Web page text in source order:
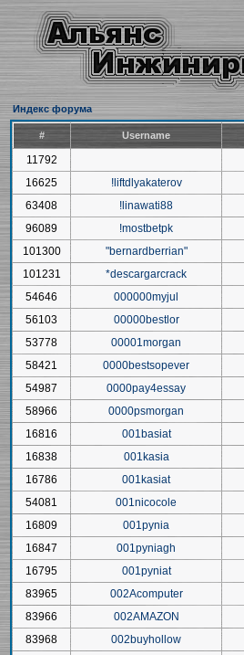
Индекс форума
# Username
11792
16625
!liftdlyakaterov
63408
!linawati88
96089
!mostbetpk
101300
"bernardberrian"
101231
*descargarcrack
54646
000000myjul
56103
00000bestlor
53778
00001morgan
58421
0000bestsopever
54987
0000pay4essay
58966
0000psmorgan
16816
001basiat
16838
001kasia
16786
001kasiat
54081
001nicocole
16809
001pynia
16847
001pyniagh
16795
001pyniat
83965
002Acomputer
83966
002AMAZON
83968
002buyhollow